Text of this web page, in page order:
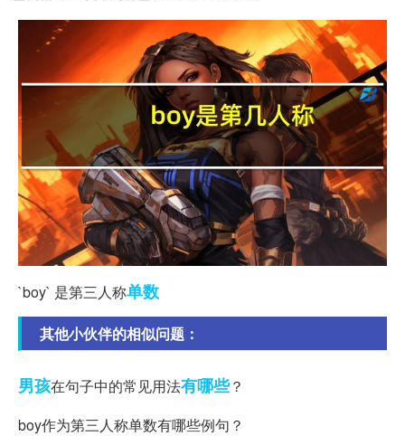
`boy` 是第三人称单数
其他小伙伴的相似问题：
男孩在句子中的常见用法有哪些？
boy作为第三人称单数有哪些例句？